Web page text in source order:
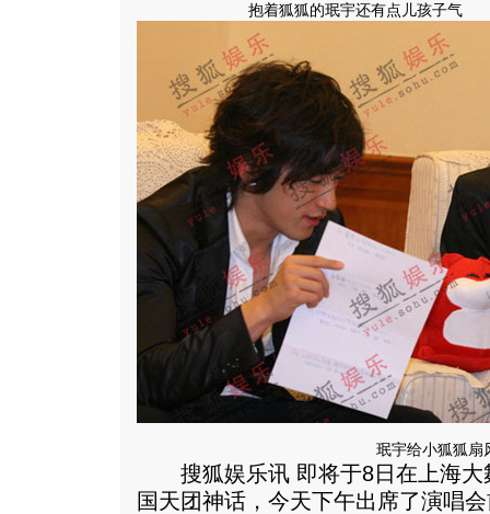
抱着狐狐的珉宇还有点儿孩子气
珉宇给小狐狐扇
搜狐娱乐讯 即将于8日在上海大
国天团神话，今天下午出席了演唱